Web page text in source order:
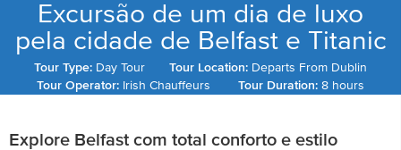
Excursão de um dia de luxo
pela cidade de Belfast e Titanic
Tour Type: Day Tour Tour Location: Departs From Dublin
Tour Operator: Irish Chauffeurs Tour Duration: 8 hours
Explore Belfast com total conforto e estilo